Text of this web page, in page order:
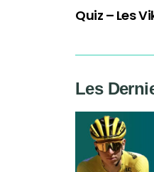
Quiz – Les
Les